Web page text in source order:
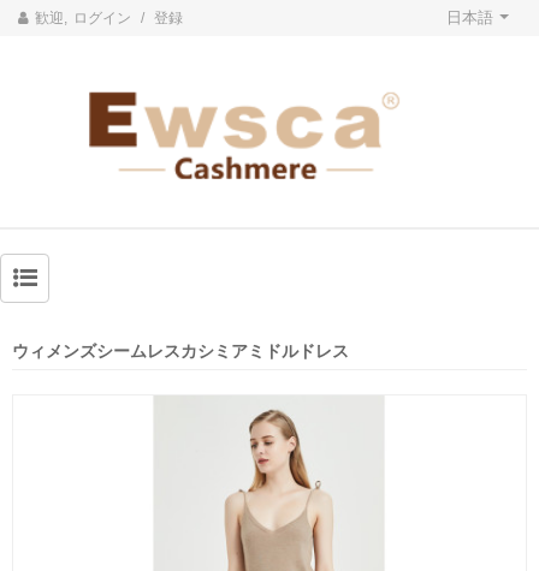
歓迎, ログイン / 登録 日本語
ウィメンズシームレスカシミアミドルドレス